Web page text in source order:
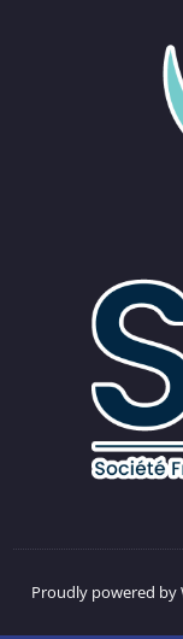
Proudly powered by